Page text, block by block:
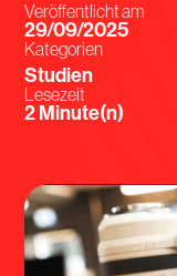
Veröffentlicht am
29/09/2025
Kategorien
Studien
Lesezeit
Minute(n)